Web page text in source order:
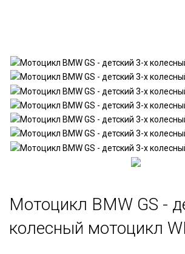
Мотоцикл BMW GS -
колесный мотоцикл